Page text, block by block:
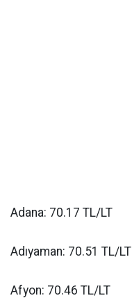
Adana: 70.17 TL/LT
Adıyaman: 70.51 TL/LT
Afyon: 70.46 TL/LT